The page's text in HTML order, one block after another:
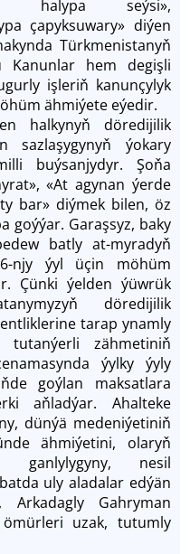
halypa seýsi»,
çapyksuwary» diýen
Türkmenistanyň
Kanunlar hem degişli
işleriň kanunçylyk
ähmiýete eýedir.
halkynyň döredijilik
ýokary
buýsanjydyr. Şoňa
«At agynan ýerde
bar» diýmek bilen, öz
goýýar. Garaşsyz, baky
batly at-myradyň
njy ýyl üçin möhüm
Çünki ýelden ýüwrük
döredijilik
tarap ynamly
tutanýerli zähmetiniň
ýylky ýyly
goýlan maksatlara
aňladýar. Ahalteke
dünýä medeniýetiniň
ähmiýetini, olaryň
ganlylygyny, nesil
uly aladalar edýän
Arkadagly Gahryman
uzak, tutumly